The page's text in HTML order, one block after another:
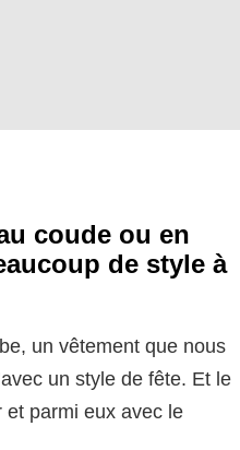
coude ou en
de style à
un vêtement que nous
un style de fête. Et le
et parmi eux avec le